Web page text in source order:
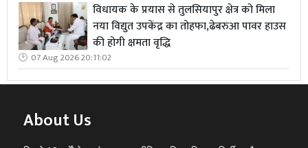
विधायक के प्रयास से तुलसियापुर क्षेत्र को मिला
नया विद्युत उपकेंद्र का तोहफा,ढेबरुआ पावर हाउस
की होगी क्षमता वृद्धि
07 Aug 2026 20:11:02
About Us